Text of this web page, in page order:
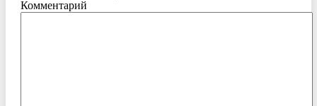
Комментарий